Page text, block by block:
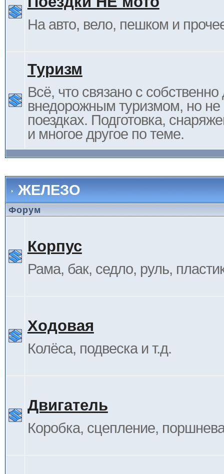
На авто, вело, пешком и
Туризм
Всё, что связано с
внедорожным туризмом, но не
поездках. Подготовка,
и многое другое по теме.
ЖЕЛЕЗО
Форум
Корпус
Рама, бак, седло, руль,
Ходовая
Колёса, подвеска и т.д.
Двигатель
Коробка, сцепление,